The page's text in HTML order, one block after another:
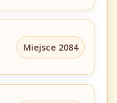
Miejsce 2084